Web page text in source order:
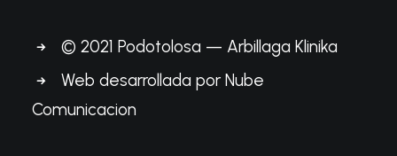
© 2021 Podotolosa — Arbillaga Klinika
Web desarrollada por Nube
Comunicacion